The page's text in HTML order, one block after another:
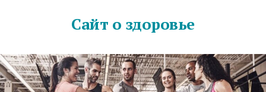
Сайт о здоровье